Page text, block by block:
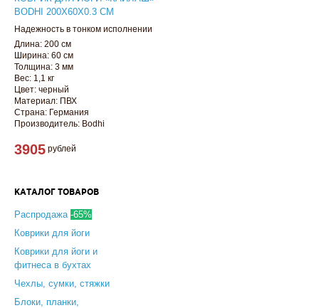
BODHI 200Х60Х0.3 СМ
Надежность в тонком исполнении
Длина: 200 см
Ширина: 60 см
Толщина: 3 мм
Вес: 1,1 кг
Цвет: черный
Материал: ПВХ
Страна: Германия
Производитель: Bodhi
3905 рублей
КАТАЛОГ ТОВАРОВ
Распродажа -65%
Коврики для йоги
Коврики для йоги и
фитнеса в бухтах
Чехлы, сумки, стяжки
Блоки, планки,